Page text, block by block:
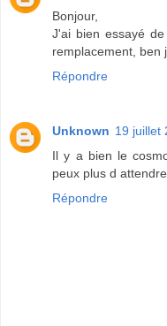
Bonjour,
J'ai bien essayé
remplacement, ben
Répondre
Unknown 19 juillet
Il y a bien le
peux plus d
Répondre